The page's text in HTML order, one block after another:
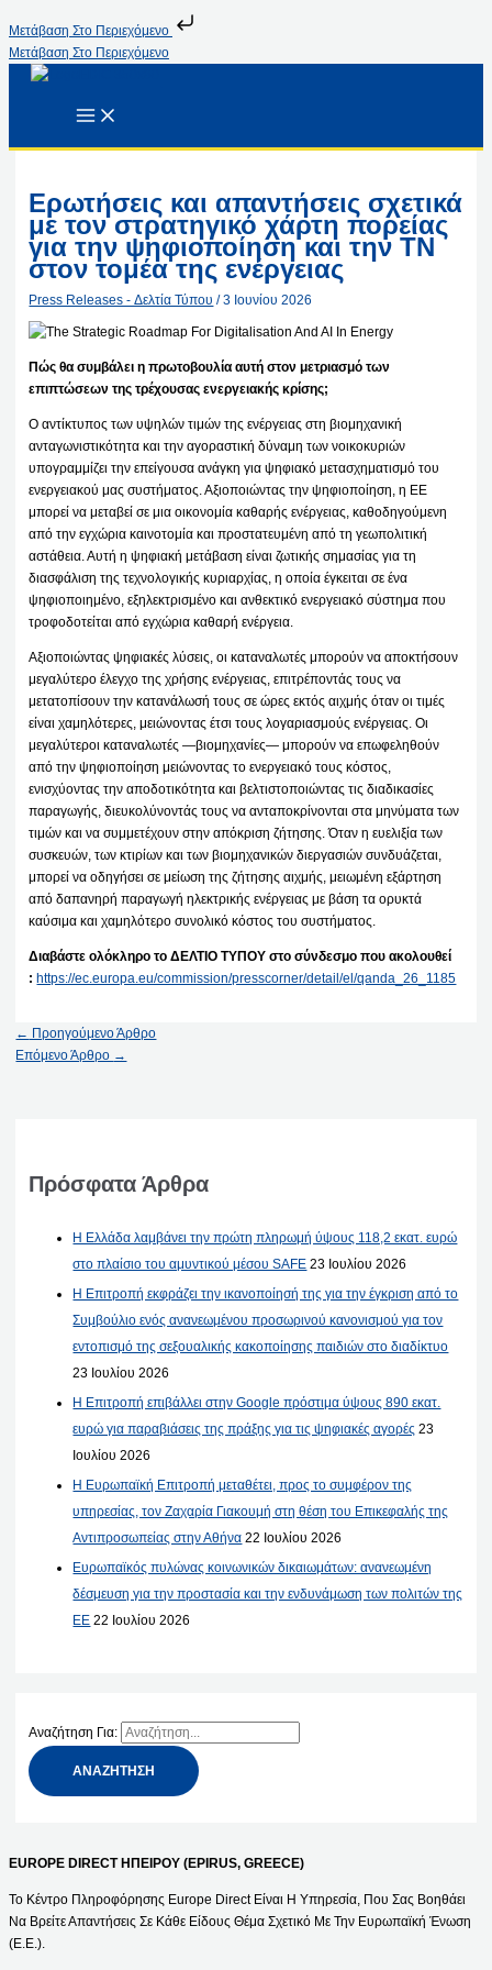
Μετάβαση Στο Περιεχόμενο
Μετάβαση Στο Περιεχόμενο
Ερωτήσεις και απαντήσεις σχετικά
με τον στρατηγικό χάρτη πορείας
για την ψηφιοποίηση και την ΤΝ
στον τομέα της ενέργειας
Press Releases - Δελτία Τύπου /3 Ιουνίου 2026
Πώς θα συμβάλει η πρωτοβουλία αυτή στον μετριασμό των
επιπτώσεων της τρέχουσας ενεργειακής κρίσης;
Ο αντίκτυπος των υψηλών τιμών της ενέργειας στη βιομηχανική
ανταγωνιστικότητα και την αγοραστική δύναμη των νοικοκυριών
υπογραμμίζει την επείγουσα ανάγκη για ψηφιακό μετασχηματισμό του
ενεργειακού μας συστήματος. Αξιοποιώντας την ψηφιοποίηση, η ΕΕ
μπορεί να μεταβεί σε μια οικονομία καθαρής ενέργειας, καθοδηγούμενη
από την εγχώρια καινοτομία και προστατευμένη από τη γεωπολιτική
αστάθεια. Αυτή η ψηφιακή μετάβαση είναι ζωτικής σημασίας για τη
διασφάλιση της τεχνολογικής κυριαρχίας, η οποία έγκειται σε ένα
ψηφιοποιημένο, εξηλεκτρισμένο και ανθεκτικό ενεργειακό σύστημα που
τροφοδοτείται από εγχώρια καθαρή ενέργεια.
Αξιοποιώντας ψηφιακές λύσεις, οι καταναλωτές μπορούν να αποκτήσουν
μεγαλύτερο έλεγχο της χρήσης ενέργειας, επιτρέποντάς τους να
μετατοπίσουν την κατανάλωσή τους σε ώρες εκτός αιχμής όταν οι τιμές
είναι χαμηλότερες, μειώνοντας έτσι τους λογαριασμούς ενέργειας. Οι
μεγαλύτεροι καταναλωτές —βιομηχανίες— μπορούν να επωφεληθούν
από την ψηφιοποίηση μειώνοντας το ενεργειακό τους κόστος,
ενισχύοντας την αποδοτικότητα και βελτιστοποιώντας τις διαδικασίες
παραγωγής, διευκολύνοντάς τους να ανταποκρίνονται στα μηνύματα των
τιμών και να συμμετέχουν στην απόκριση ζήτησης. Όταν η ευελιξία των
συσκευών, των κτιρίων και των βιομηχανικών διεργασιών συνδυάζεται,
μπορεί να οδηγήσει σε μείωση της ζήτησης αιχμής, μειωμένη εξάρτηση
από δαπανηρή παραγωγή ηλεκτρικής ενέργειας με βάση τα ορυκτά
καύσιμα και χαμηλότερο συνολικό κόστος του συστήματος.
Διαβάστε ολόκληρο το ΔΕΛΤΙΟ ΤΥΠΟΥ στο σύνδεσμο που ακολουθεί
: https://ec.europa.eu/commission/presscorner/detail/el/qanda_26_1185
← Προηγούμενο Άρθρο
Επόμενο Άρθρο →
Πρόσφατα Άρθρα
Η Ελλάδα λαμβάνει την πρώτη πληρωμή ύψους 118,2 εκατ. ευρώ
στο πλαίσιο του αμυντικού μέσου SAFE 23 Ιουλίου 2026
Η Επιτροπή εκφράζει την ικανοποίησή της για την έγκριση από το
Συμβούλιο ενός ανανεωμένου προσωρινού κανονισμού για τον
εντοπισμό της σεξουαλικής κακοποίησης παιδιών στο διαδίκτυο
23 Ιουλίου 2026
Η Επιτροπή επιβάλλει στην Google πρόστιμα ύψους 890 εκατ.
ευρώ για παραβιάσεις της πράξης για τις ψηφιακές αγορές 23
Ιουλίου 2026
Η Ευρωπαϊκή Επιτροπή μεταθέτει, προς το συμφέρον της
υπηρεσίας, τον Ζαχαρία Γιακουμή στη θέση του Επικεφαλής της
Αντιπροσωπείας στην Αθήνα 22 Ιουλίου 2026
Ευρωπαϊκός πυλώνας κοινωνικών δικαιωμάτων: ανανεωμένη
δέσμευση για την προστασία και την ενδυνάμωση των πολιτών της
ΕΕ 22 Ιουλίου 2026
Αναζήτηση Για:
EUROPE DIRECT ΗΠΕΙΡΟΥ (EPIRUS, GREECE)
Το Κέντρο Πληροφόρησης Europe Direct Είναι Η Υπηρεσία, Που Σας Βοηθάει
Να Βρείτε Απαντήσεις Σε Κάθε Είδους Θέμα Σχετικό Με Την Ευρωπαϊκή Ένωση
(Ε.Ε.).